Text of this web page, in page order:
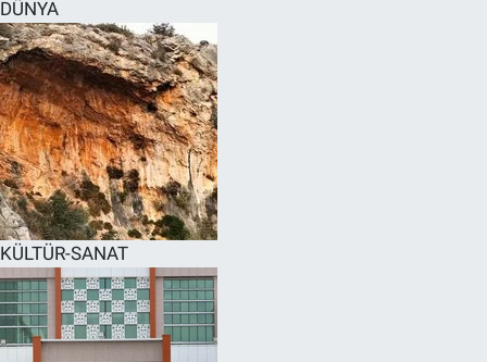
DÜNYA
KÜLTÜR-SANAT